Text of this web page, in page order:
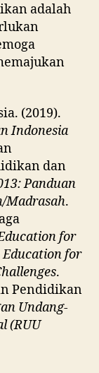
adalah
(2019).
Indonesia
dan
Panduan
Madrasah.
for
for
.
Pendidikan
Undang-
(RUU